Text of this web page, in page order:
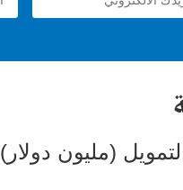
(مليون دولار)